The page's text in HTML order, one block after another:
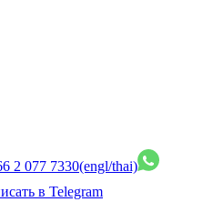
2 077 7330(engl/thai)
в Telegram